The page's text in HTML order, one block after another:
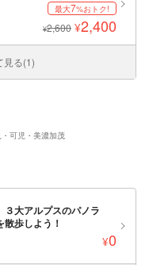
最大7%おトク!
¥2,600 ¥2,400
見る(1)
可児・美濃加茂
３大アルプスのパノラ
歩しよう！
¥0